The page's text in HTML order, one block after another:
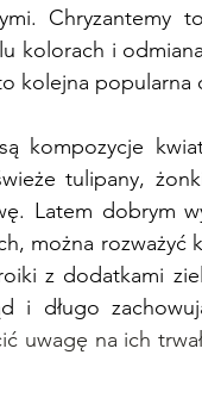
Chryzantemy
kolorach i
kolejna popularna
kompozycje
tulipany,
Latem dobrym
można
z dodatkami
i długo
uwagę na ich